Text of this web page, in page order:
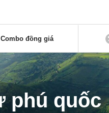
Combo đồng giá
phú quốc